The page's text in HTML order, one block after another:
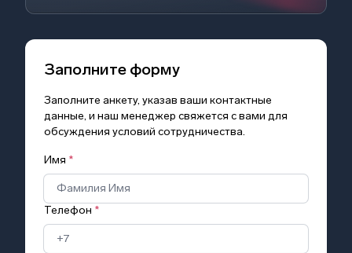
Заполните форму
Заполните анкету, указав ваши контактные
данные, и наш менеджер свяжется с вами для
обсуждения условий сотрудничества.
Имя *
Телефон *